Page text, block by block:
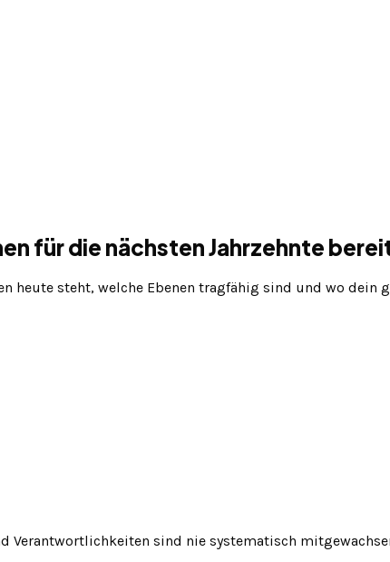
für die nächsten Jahrzehnte
heute steht, welche Ebenen tragfähig sind und wo
Verantwortlichkeiten sind nie systematisch